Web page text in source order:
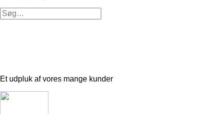
Et udpluk af vores mange kunder